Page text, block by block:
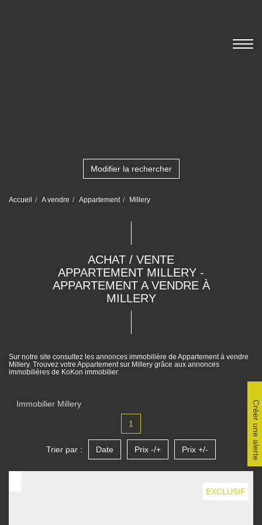
Modifier la rechercher
Accueil A vendre Appartement Millery
ACHAT / VENTE
APPARTEMENT MILLERY -
APPARTEMENT A VENDRE À
MILLERY
Sur notre site consultez les annonces immobilière de Appartement à vendre
Millery. Trouvez votre Appartement sur Millery grâce aux annonces
immobilières de KoKon immobilier.
Immobilier Millery Créer une alerte
1
Trier par : Date Prix -/+ Prix +/-
EXCLUSIF